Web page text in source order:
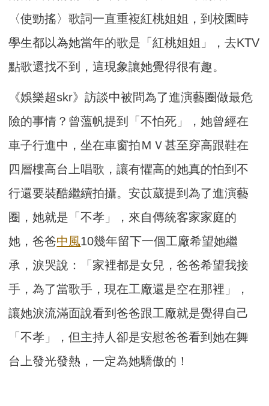
〈使勁搖〉歌詞一直重複紅桃姐姐，到校園時
學生都以為她當年的歌是「紅桃姐姐」，去KTV
點歌還找不到，這現象讓她覺得很有趣。
《娛樂超skr》訪談中被問為了進演藝圈做最危
險的事情？曾薀帆提到「不怕死」，她曾經在
車子行進中，坐在車窗拍ＭＶ甚至穿高跟鞋在
四層樓高台上唱歌，讓有懼高的她真的怕到不
行還要裝酷繼續拍攝。安苡葳提到為了進演藝
圈，她就是「不孝」，來自傳統客家家庭的
她，爸爸中風10幾年留下一個工廠希望她繼
承，淚哭說：「家裡都是女兒，爸爸希望我接
手，為了當歌手，現在工廠還是空在那裡」，
讓她淚流滿面說看到爸爸跟工廠就是覺得自己
「不孝」，但主持人卻是安慰爸爸看到她在舞
台上發光發熱，一定為她驕傲的！